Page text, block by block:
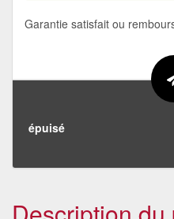
Garantie satisfait ou
épuisé